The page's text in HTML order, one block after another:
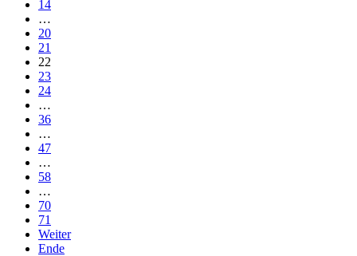
14
…
20
21
22
23
24
…
36
…
47
…
58
…
70
71
Weiter
Ende